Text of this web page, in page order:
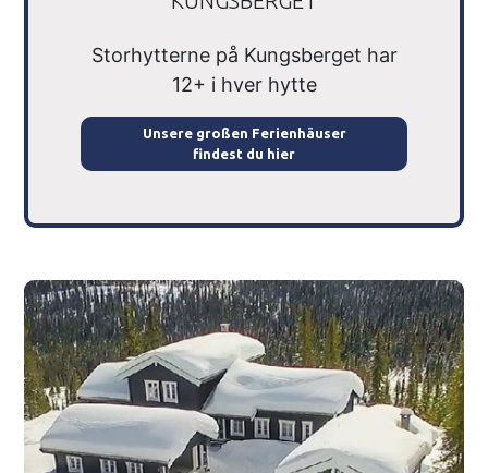
Storhytterne på Kungsberget har
12+ i hver hytte
Unsere großen Ferienhäuser
findest du hier